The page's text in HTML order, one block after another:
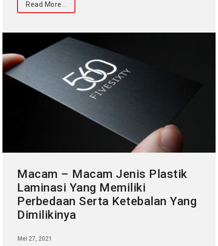
Read More...
Macam – Macam Jenis Plastik
Laminasi Yang Memiliki
Perbedaan Serta Ketebalan Yang
Dimilikinya
Mei 27, 2021